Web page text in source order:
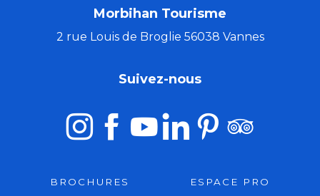
Pardon de Saint-Guénolé
Concert "A remonte dans le temps"
Morbihan Tourisme
2 rue Louis de Broglie 56038 Vannes
Suivez-nous
BROCHURES ESPACE PRO